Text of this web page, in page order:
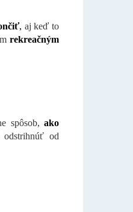
, aj keď to
rekreačným
spôsob,ako
odstrihnúť od